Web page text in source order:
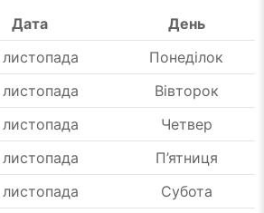
Дата
День
Понеділок
Вівторок
Четвер
П’ятниця
Субота